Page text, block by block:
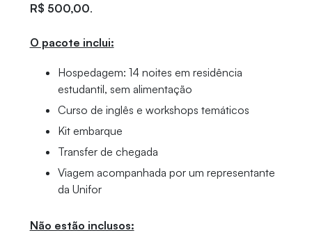
R$ 500,00.
O pacote inclui:
Hospedagem: 14 noites em residência
estudantil, sem alimentação
Curso de inglês e workshops temáticos
Kit embarque
Transfer de chegada
Viagem acompanhada por um representante
da Unifor
Não estão inclusos: